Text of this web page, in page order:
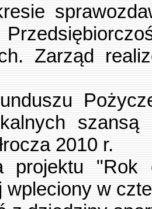
Zarząd
2010 r.
projektu "Rok
wpleciony w